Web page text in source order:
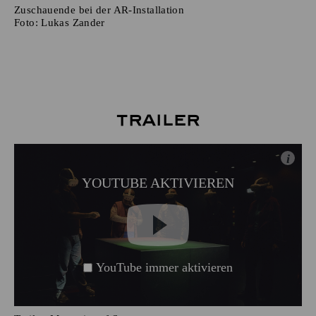
Zuschauende bei der AR-Installation
Foto: Lukas Zander
Trailer
YOUTUBE AKTIVIEREN
i
YouTube immer aktivieren